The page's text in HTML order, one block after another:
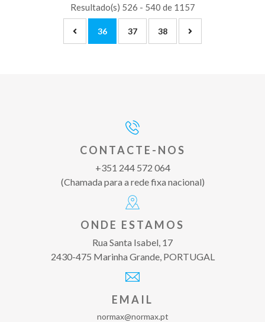
Resultado(s) 526 - 540 de 1157
36 37 38
CONTACTE-NOS
+351 244 572 064
(Chamada para a rede fixa nacional)
ONDE ESTAMOS
Rua Santa Isabel, 17
2430-475 Marinha Grande, PORTUGAL
EMAIL
normax@normax.pt